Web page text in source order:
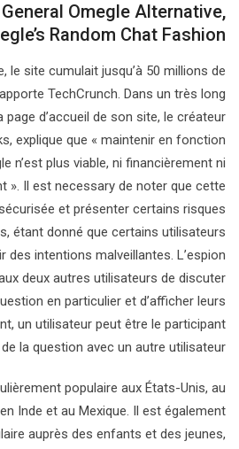
Omegle Alternative,
Random Chat Fashion
le site cumulait jusqu’à 50 millions de
TechCrunch. Dans un très long
page d’accueil de son site, le créateur
explique que « maintenir en fonction
n’est plus viable, ni financièrement ni
». Il est necessary de noter que cette
et présenter certains risques
étant donné que certains utilisateurs
des intentions malveillantes. L’espion
deux autres utilisateurs de discuter
en particulier et d’afficher leurs
un utilisateur peut être le participant
la question avec un autre utilisateur.
populaire aux États-Unis, au
Inde et au Mexique. Il est également
auprès des enfants et des jeunes,